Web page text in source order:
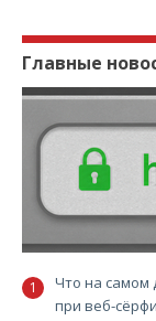
Главные
Что на самом
при веб-